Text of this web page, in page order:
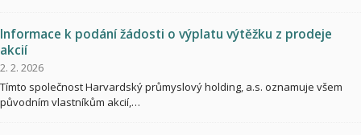
Informace k podání žádosti o výplatu výtěžku z prodeje
akcií
2. 2. 2026
Tímto společnost Harvardský průmyslový holding, a.s. oznamuje všem
původním vlastníkům akcií,…